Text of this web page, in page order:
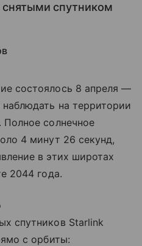
снятыми спутником
состоялось 8 апреля —
на территории
солнечное
4 минут 26 секунд,
в этих широтах
2044 года.
спутников Starlink
с орбиты: